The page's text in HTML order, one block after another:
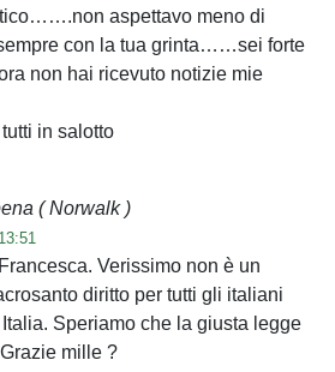
aspettavo meno di
con la tua grinta……sei forte
non hai ricevuto notizie mie
in salotto
( Norwalk )
Verissimo non è un
diritto per tutti gli italiani
Speriamo che la giusta legge
mille ?